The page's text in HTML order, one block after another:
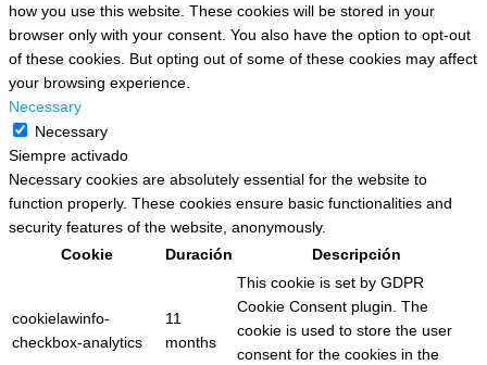
how you use this website. These cookies will be stored in your
browser only with your consent. You also have the option to opt-out
of these cookies. But opting out of some of these cookies may affect
your browsing experience.
Necessary
Necessary
Siempre activado
Necessary cookies are absolutely essential for the website to
function properly. These cookies ensure basic functionalities and
security features of the website, anonymously.
Cookie
Duración Descripción
cookielawinfo-
checkbox-analytics
11
months
This cookie is set by GDPR
Cookie Consent plugin. The
cookie is used to store the user
consent for the cookies in the